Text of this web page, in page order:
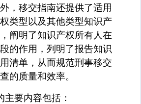
，移交指南还提供了适用
类型以及其他类型知识产
阐明了知识产权所有人在
的作用，列明了报告知识
清单，从而规范刑事移交
的质量和效率。
主要内容包括：